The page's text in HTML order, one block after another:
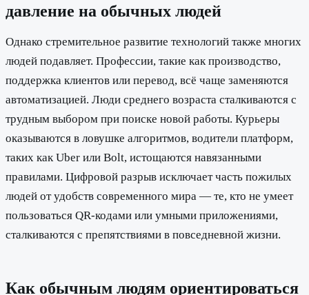
давление на обычных людей
Однако стремительное развитие технологий также многих
людей подавляет. Профессии, такие как производство,
поддержка клиентов или перевод, всё чаще заменяются
автоматизацией. Люди среднего возраста сталкиваются с
трудным выбором при поиске новой работы. Курьеры
оказываются в ловушке алгоритмов, водители платформ,
таких как Uber или Bolt, истощаются навязанными
правилами. Цифровой разрыв исключает часть пожилых
людей от удобств современного мира — те, кто не умеет
пользоваться QR-кодами или умными приложениями,
сталкиваются с препятствиями в повседневной жизни.
Как обычным людям ориентироваться